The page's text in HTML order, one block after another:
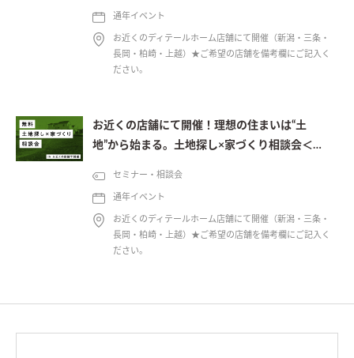
通年イベント
お近くのディテールホーム店舗にて開催（新潟・三条・
長岡・柏崎・上越）★ご希望の店舗を備考欄にご記入く
ださい。
お近くの店舗にて開催！理想の住まいは“土
地”から始まる。土地探し×家づくり相談会＜予
セミナー・相談会
通年イベント
お近くのディテールホーム店舗にて開催（新潟・三条・
長岡・柏崎・上越）★ご希望の店舗を備考欄にご記入く
ださい。